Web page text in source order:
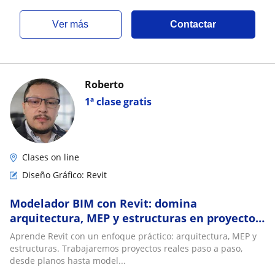
ver más Contactar
1ª clase gratis
Roberto
Clases on line
Diseño Gráfico: Revit
Modelador BIM con Revit: domina
arquitectura, MEP y estructuras en proyectos
residenciales, comerciales e industriales
Aprende Revit con un enfoque práctico: arquitectura, MEP y
estructuras. Trabajaremos proyectos reales paso a paso,
desde planos hasta model...